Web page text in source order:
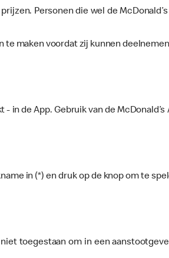
Personen die wel de
te maken voordat zij kunnen
in de App. Gebruik van de
in (*) en druk op de knop om te
toegestaan om in een